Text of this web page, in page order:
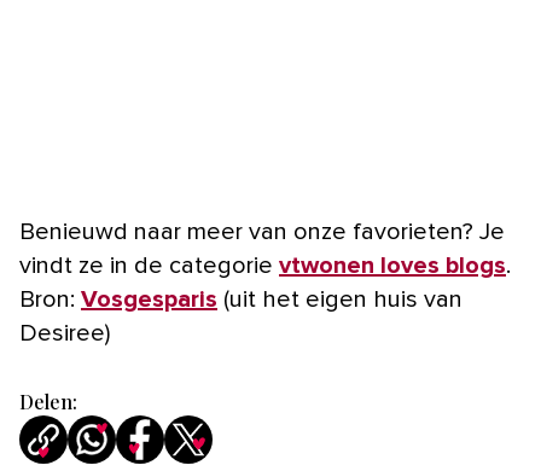
Benieuwd naar meer van onze favorieten? Je
vindt ze in de categorie vtwonen loves blogs.
Bron: Vosgesparis (uit het eigen huis van
Desiree)
Delen: